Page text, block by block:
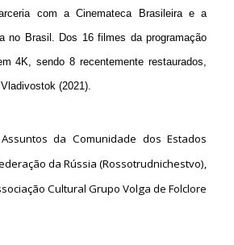
com a Cinemateca Brasileira e a
no Brasil. Dos 16 filmes da programação
4K, sendo 8 recentemente restaurados,
(2021).
da Comunidade dos Estados
da Rússia (Rossotrudnichestvo),
Cultural Grupo Volga de Folclore